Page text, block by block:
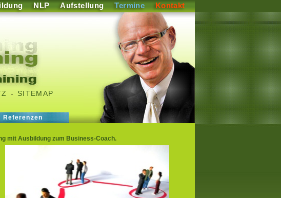
NLP Aufstellung Termine Kontakt
- SITEMAP
Referenzen
mit Ausbildung zum Business-Coach.